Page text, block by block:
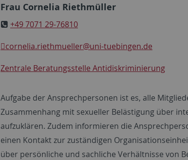
Frau Cornelia Riethmüller
+49 7071 29-76810
cornelia.riethmueller@uni-tuebingen.de
Zentrale Beratungsstelle Antidiskriminierung
Aufgabe der Ansprechpersonen ist es, alle
Zusammenhang mit sexueller Belästigung über
aufzuklären. Zudem informieren die
einen Kontakt zur zuständigen
über persönliche und sachliche Verhältnisse von